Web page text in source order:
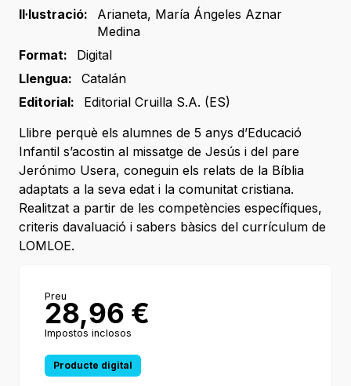
Il·lustració:
Arianeta, María Ángeles Aznar
Medina
Format:
Digital
Llengua:
Catalán
Editorial:
Editorial Cruilla S.A. (ES)
Llibre perquè els alumnes de 5 anys d’Educació
Infantil s’acostin al missatge de Jesús i del pare
Jerónimo Usera, coneguin els relats de la Bíblia
adaptats a la seva edat i la comunitat cristiana.
Realitzat a partir de les competències específiques,
criteris davaluació i sabers bàsics del currículum de
LOMLOE.
Preu
28,96 €
Impostos inclosos
Producte digital